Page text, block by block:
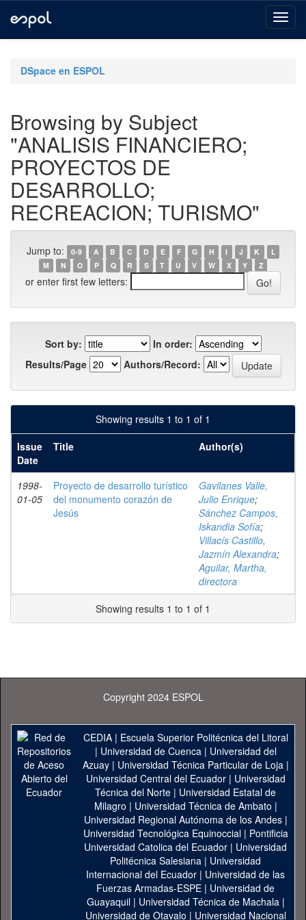
navigationDSpace en ESPOL
Browsing by Subject
"ANALISIS FINANCIERO;
PROYECTOS DE
DESARROLLO;
RECREACION; TURISMO"
Jump to: 0-9 A B C D E F G H I J K
L
M
N O P Q R S T U V W X Y Z
or enter first few letters:
Sort by:
In order:
Results/Page
Authors/Record:
Showing results 1 to 1 of 1
Issue
Date
Title Author(s)
1998-
01-05
Proyecto de desarrollo turístico
del monumento corazón de
Jesús
Gavilanes Valle,
Julio Enrique;
Sánchez Campos,
Iskandia Sofía;
Villacís Castillo,
Jazmín Alexandra;
Aguilar, Martha,
directora
Showing results 1 to 1 of 1
Copyright 2024 ESPOL
CEDIA| Escuela Superior Politécnica del Litoral
| Universidad de Cuenca| Universidad del
Azuay| Universidad Técnica Particular de Loja|
Universidad Central del Ecuador| Universidad
Técnica del Norte | Universidad Estatal de
Milagro | Universidad Técnica de Ambato |
Universidad Regional Autónoma de los Andes|
Universidad Tecnológica Equinoccial| Pontificia
Universidad Catolica del Ecuador | Universidad
Politécnica Salesiana | Universidad
Internacional del Ecuador | Universidad de las
Fuerzas Armadas-ESPE | Universidad de
Guayaquil| Universidad Técnica de Machala|
Universidad de Otavalo | Universidad Nacional